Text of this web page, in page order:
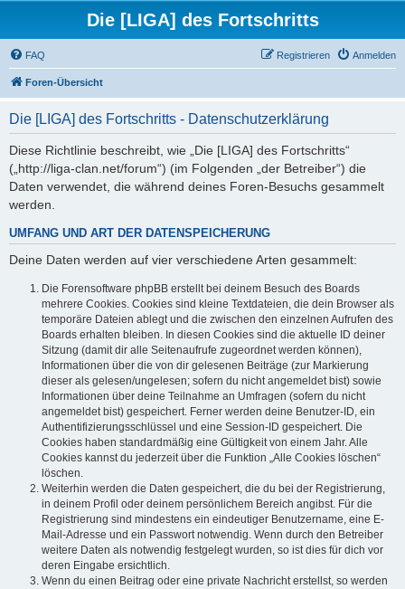
Die [LIGA] des Fortschritts
FAQ Anmelden
Registrieren
Foren-Übersicht
Die [LIGA] des Fortschritts - Datenschutzerklärung
Diese Richtlinie beschreibt, wie „Die [LIGA] des Fortschritts“
(„http://liga-clan.net/forum“) (im Folgenden „der Betreiber“) die
Daten verwendet, die während deines Foren-Besuchs gesammelt
werden.
UMFANG UND ART DER DATENSPEICHERUNG
Deine Daten werden auf vier verschiedene Arten gesammelt:
Die Forensoftware phpBB erstellt bei deinem Besuch des Boards
mehrere Cookies. Cookies sind kleine Textdateien, die dein Browser als
temporäre Dateien ablegt und die zwischen den einzelnen Aufrufen des
Boards erhalten bleiben. In diesen Cookies sind die aktuelle ID deiner
Sitzung (damit dir alle Seitenaufrufe zugeordnet werden können),
Informationen über die von dir gelesenen Beiträge (zur Markierung
dieser als gelesen/ungelesen; sofern du nicht angemeldet bist) sowie
Informationen über deine Teilnahme an Umfragen (sofern du nicht
angemeldet bist) gespeichert. Ferner werden deine Benutzer-ID, ein
Authentifizierungsschlüssel und eine Session-ID gespeichert. Die
Cookies haben standardmäßig eine Gültigkeit von einem Jahr. Alle
Cookies kannst du jederzeit über die Funktion „Alle Cookies löschen“
löschen.
Weiterhin werden die Daten gespeichert, die du bei der Registrierung,
in deinem Profil oder deinem persönlichem Bereich angibst. Für die
Registrierung sind mindestens ein eindeutiger Benutzername, eine E-
Mail-Adresse und ein Passwort notwendig. Wenn durch den Betreiber
weitere Daten als notwendig festgelegt wurden, so ist dies für dich vor
deren Eingabe ersichtlich.
Wenn du einen Beitrag oder eine private Nachricht erstellst, so werden